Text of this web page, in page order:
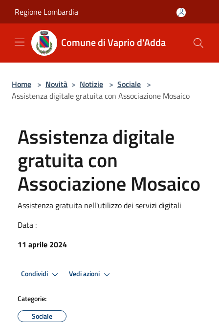
Regione Lombardia
Comune di Vaprio d'Adda
Home > Novità > Notizie > Sociale >
Assistenza digitale gratuita con Associazione Mosaico
Assistenza digitale
gratuita con
Associazione Mosaico
Assistenza gratuita nell'utilizzo dei servizi digitali
Data :
11 aprile 2024
Condividi Vedi azioni
Categorie:
Sociale